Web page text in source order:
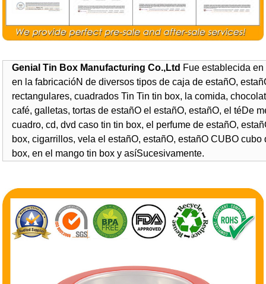
Genial Tin Box Manufacturing Co.,Ltd Fue establecida
en la fabricacióN de diversos tipos de caja de estañO,
rectangulares, cuadrados Tin Tin tin box, la comida,
café, galletas, tortas de estañO el estañO, estañO, el téDe
cuadro, cd, dvd caso tin tin box, el perfume de estañO,
box, cigarrillos, vela el estañO, estañO, estañO CUBO
box, en el mango tin box y asíSucesivamente.